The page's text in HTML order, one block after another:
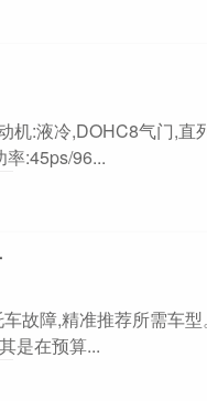
机:液冷,DOHC8气门,直
:45ps/96...
故障,精准推荐所需车
是在预算...